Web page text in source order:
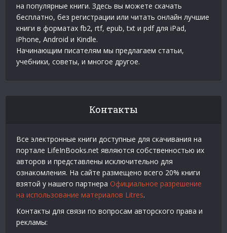
на популярные книги. Здесь вы можете скачать
бесплатно, без регистрации или читать онлайн лучшие
книги в форматах fb2, rtf, epub, txt и pdf для iPad,
iPhone, Android и Kindle.
Начинающим писателям мы предлагаем статьи,
учебники, советы, и многое другое.
Контакты
Все электронные книги доступные для скачивания на
портале LifeInBooks.net являются собственностью их
авторов и представлены исключительно для
ознакомления. На сайте размещено всего 20% книги
взятой у нашего партнера Официальное разрешение
на использование материалов Litres.
Контакты для связи по вопросам авторского права и
рекламы: